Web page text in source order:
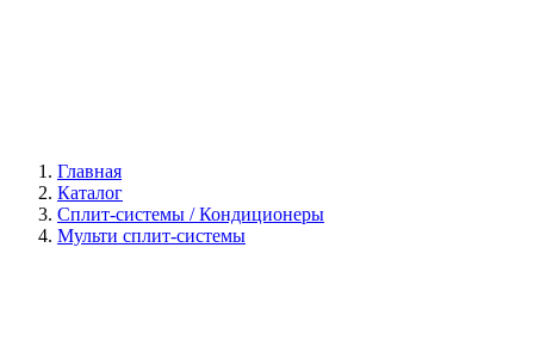
Главная
Каталог
Сплит-системы / Кондиционеры
Мульти сплит-системы